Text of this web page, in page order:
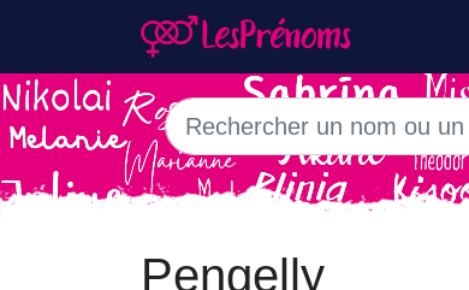
Pengelly